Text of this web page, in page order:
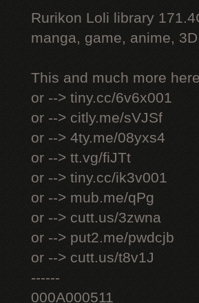
Rurikon Lоli library
manga, game, anime,
This and much more
or --> tiny.cc/6v6x001
or --> citly.me/sVJSf
or --> 4ty.me/08yxs4
or --> tt.vg/fiJTt
or --> tiny.cc/ik3v001
or --> mub.me/qPg
or --> cutt.us/3zwna
or --> put2.me/pwdcjb
or --> cutt.us/t8v1J
------
000A000511